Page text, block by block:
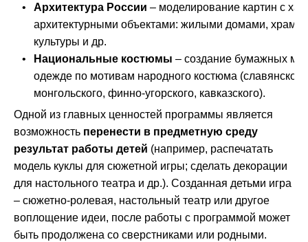
• Архитектура России – моделирование картин с
архитектурными объектами: жилыми домами,
культуры и др.
•
Национальные костюмы – создание бумажных
одежде по мотивам народного костюма
монгольского, финно-угорского, кавказского).
Одной из главных ценностей программы является
возможность перенести в предметную среду
результат работы детей (например, распечатать
модель куклы для сюжетной игры; сделать декорации
для настольного театра и др.). Созданная детьми игра
– сюжетно-ролевая, настольный театр или другое
воплощение идеи, после работы с программой может
быть продолжена со сверстниками или родными.